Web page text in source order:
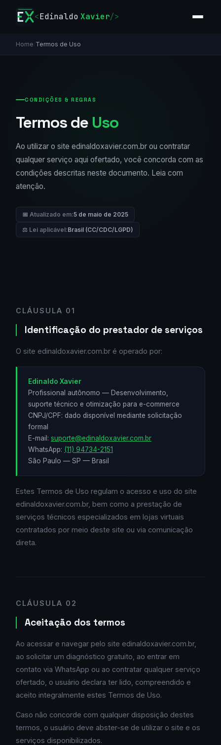
<Edinaldo Xavier/>
Home Termos de Uso
CONDIÇÕES & REGRAS
Termos de Uso
Ao utilizar o site edinaldoxavier.com.br ou contratar
qualquer serviço aqui ofertado, você concorda com as
condições descritas neste documento. Leia com
atenção.
📅 Atualizado em:5 de maio de 2025
⚖️ Lei aplicável:Brasil (CC/CDC/LGPD)
CLÁUSULA 01
Identificação do prestador de serviços
O site edinaldoxavier.com.br é operado por:
Edinaldo Xavier
Profissional autônomo — Desenvolvimento,
suporte técnico e otimização para e-commerce
CNPJ/CPF: dado disponível mediante solicitação
formal
E-mail: suporte@edinaldoxavier.com.br
WhatsApp: (11) 94734-2151
São Paulo — SP — Brasil
Estes Termos de Uso regulam o acesso e uso do site
edinaldoxavier.com.br, bem como a prestação de
serviços técnicos especializados em lojas virtuais
contratados por meio deste site ou via comunicação
direta.
CLÁUSULA 02
Aceitação dos termos
Ao acessar e navegar pelo site edinaldoxavier.com.br,
ao solicitar um diagnóstico gratuito, ao entrar em
contato via WhatsApp ou ao contratar qualquer serviço
ofertado, o usuário declara ter lido, compreendido e
aceito integralmente estes Termos de Uso.
Caso não concorde com qualquer disposição destes
termos, o usuário deve abster-se de utilizar o site e os
serviços disponibilizados.